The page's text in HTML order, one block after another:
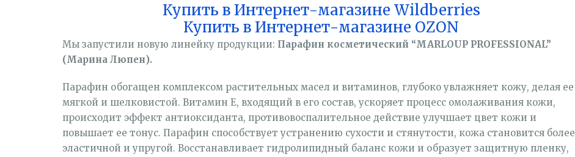
Купить в Интернет-магазине Wildberries
Купить в Интернет-магазине OZON
Мы запустили новую линейку продукции: Парафин косметический “MARLOUP PROFESSIONAL”
(Марина Люпен).
Парафин обогащен комплексом растительных масел и витаминов, глубоко увлажняет кожу, делая ее
мягкой и шелковистой. Витамин Е, входящий в его состав, ускоряет процесс омолаживания кожи,
происходит эффект антиоксиданта, противовоспалительное действие улучшает цвет кожи и
повышает ее тонус. Парафин способствует устранению сухости и стянутости, кожа становится более
эластичной и упругой. Восстанавливает гидролипидный баланс кожи и образует защитную пленку,